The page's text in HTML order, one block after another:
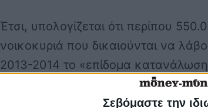
Σεβόμαστε την
Έτσι, υπολογίζεται ότι περίπου
νοικοκυριά που δικαιούνται να
2013-2014 το «επίδομα
θέρμανσης». Τα εισοδηματικά όρια
υπουργείο Οικονομικών είναι πολύ